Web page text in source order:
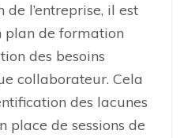
l’entreprise, il est
plan de formation
des besoins
collaborateur. Cela
des lacunes
place de sessions de